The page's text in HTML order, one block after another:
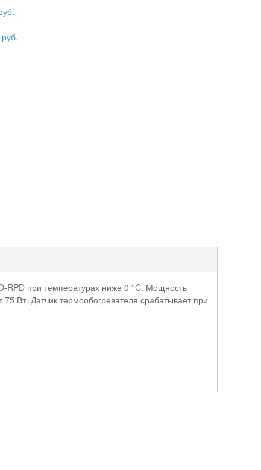
RPD при температурах ниже 0 °C. Мощность
Вт. Датчик термообогревателя срабатывает при